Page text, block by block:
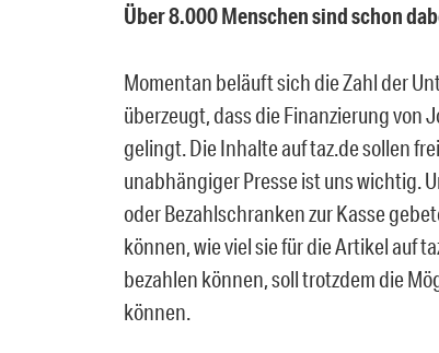
Über 8.000 Menschen sind schon
Momentan beläuft sich die Zahl der
überzeugt, dass die Finanzierung von
gelingt. Die Inhalte auf taz.de sollen
unabhängiger Presse ist uns wichtig.
oder Bezahlschranken zur Kasse
können, wie viel sie für die Artikel auf
bezahlen können, soll trotzdem die
können.